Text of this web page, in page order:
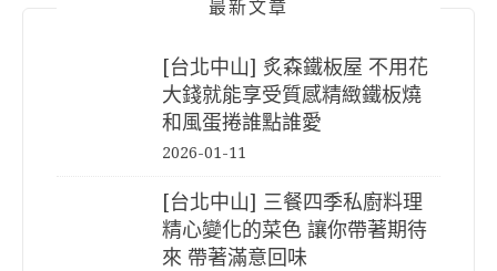
最新文章
[台北中山] 炙森鐵板屋 不用花
大錢就能享受質感精緻鐵板燒
和風蛋捲誰點誰愛
2026-01-11
[台北中山] 三餐四季私廚料理
精心變化的菜色 讓你帶著期待
來 帶著滿意回味